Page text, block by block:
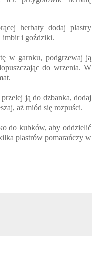
herbaty dodaj plastry
imbir i goździki.
w garnku, podgrzewaj ją
do wrzenia. W
ją do dzbanka, dodaj
aż miód się rozpuści.
do kubków, aby oddzielić
plastrów pomarańczy w